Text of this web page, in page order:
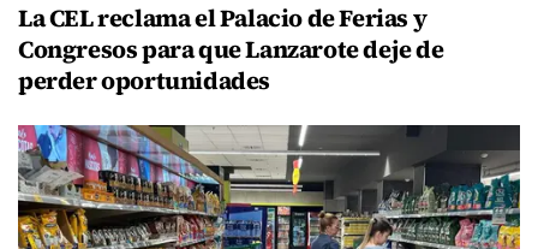
La CEL reclama el Palacio de Ferias y
Congresos para que Lanzarote deje de
perder oportunidades